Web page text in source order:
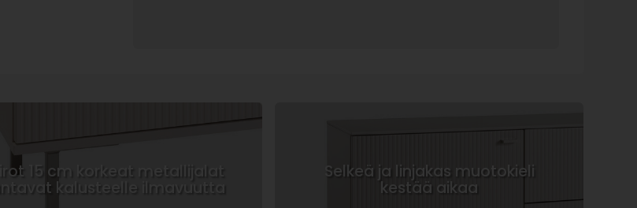
Sirot 15 cm korkeat metallijalat
antavat kalusteelle ilmavuutta
Selkeä ja linjakas muotokieli
kestää aikaa